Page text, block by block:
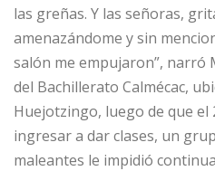
las greñas. Y las señoras,
amenazándome y sin
salón me empujaron”, narró
del Bachillerato Calmécac,
Huejotzingo, luego de que el
ingresar a dar clases, un
maleantes le impidió